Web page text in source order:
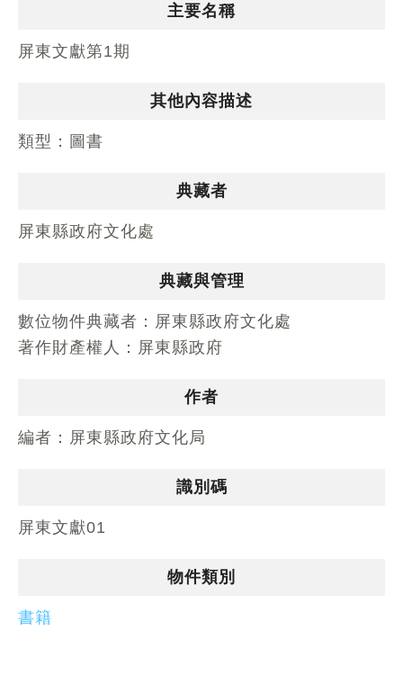
主要名稱
屏東文獻第1期
其他內容描述
類型： 圖書
典藏者
屏東縣政府文化處
典藏與管理
數位物件典藏者： 屏東縣政府文化處
著作財產權人： 屏東縣政府
作者
編者： 屏東縣政府文化局
識別碼
屏東文獻01
物件類別
書籍